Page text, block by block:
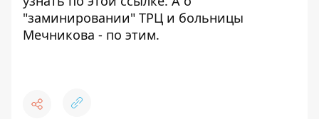
"заминировании" ТРЦ и больницы
Мечникова - по этим.